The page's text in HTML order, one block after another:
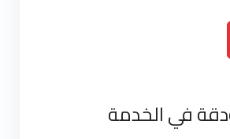
في الخدمة